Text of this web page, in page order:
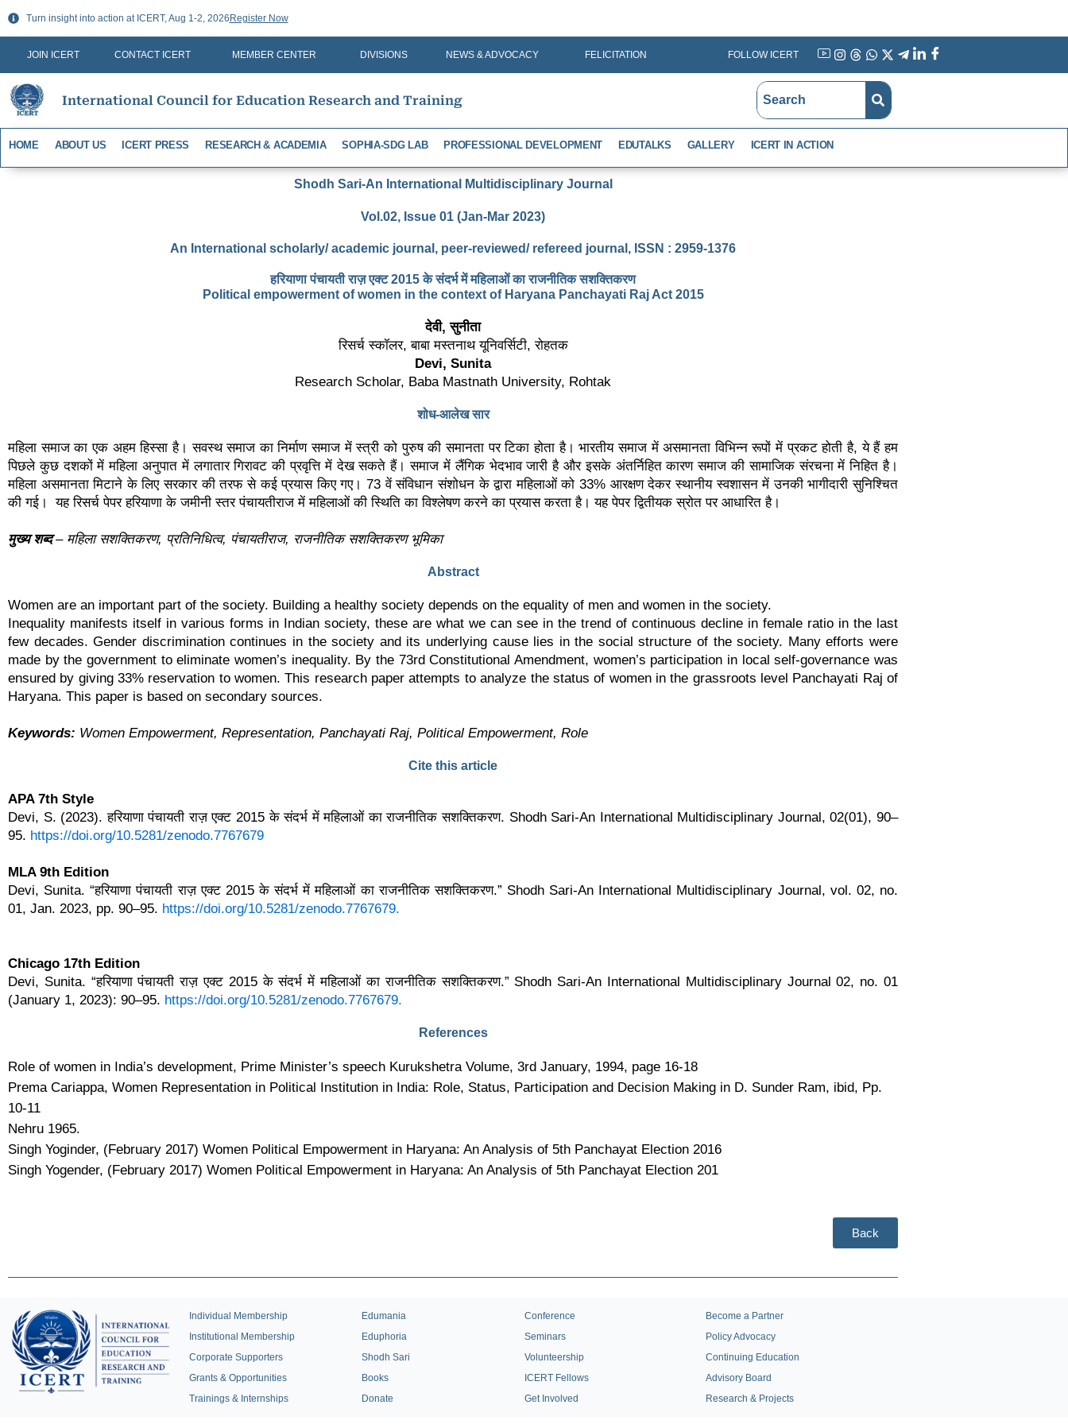
Skip
content
Turn insight into action at ICERT, Aug 1-2, 2026 Register Now
JOIN ICERT CONTACT ICERT MEMBER CENTER DIVISIONS NEWS & ADVOCACY FELICITATION FOLLOW ICERT
Instagram
Threads
International Council for Education Research and Training
HOME ABOUT US ICERT PRESS RESEARCH & ACADEMIA SOPHIA-SDG LAB PROFESSIONAL DEVELOPMENT EDUTALKS GALLERY ICERT IN ACTION
Shodh Sari-An International Multidisciplinary Journal
Vol.02, Issue 01 (Jan-Mar 2023)
An International scholarly/ academic journal, peer-reviewed/ refereed journal, ISSN : 2959-1376
हरियाणा पंचायती राज़ एक्ट 2015 के संदर्भ में महिलाओं का राजनीतिक सशक्तिकरण
Political empowerment of women in the context of Haryana Panchayati Raj Act 2015
देवी, सुनीता
रिसर्च स्कॉलर, बाबा मस्तनाथ यूनिवर्सिटी, रोहतक
Devi, Sunita
Research Scholar, Baba Mastnath University, Rohtak
शोध-आलेख सार
महिला समाज का एक अहम हिस्सा है। सवस्थ समाज का निर्माण समाज में स्त्री को पुरुष की समानता पर टिका होता है। भारतीय समाज में असमानता विभिन्न रूपों में प्रकट होती है, ये हैं हम
पिछले कुछ दशकों में महिला अनुपात में लगातार गिरावट की प्रवृत्ति में देख सकते हैं। समाज में लैंगिक भेदभाव जारी है और इसके अंतर्निहित कारण समाज की सामाजिक संरचना में निहित है।
महिला असमानता मिटाने के लिए सरकार की तरफ से कई प्रयास किए गए। 73 वें संविधान संशोधन के द्वारा महिलाओं को 33% आरक्षण देकर स्थानीय स्वशासन में उनकी भागीदारी सुनिश्चित
की गई। यह रिसर्च पेपर हरियाणा के जमीनी स्तर पंचायतीराज में महिलाओं की स्थिति का विश्लेषण करने का प्रयास करता है। यह पेपर द्वितीयक स्रोत पर आधारित है।
मुख्य शब्द– महिला सशक्तिकरण, प्रतिनिधित्व, पंचायतीराज, राजनीतिक सशक्तिकरण भूमिका
Abstract
Women are an important part of the society. Building a healthy society depends on the equality of men and women in the society.
Inequality manifests itself in various forms in Indian society, these are what we can see in the trend of continuous decline in female ratio in the last
few decades. Gender discrimination continues in the society and its underlying cause lies in the social structure of the society. Many efforts were
made by the government to eliminate women’s inequality. By the 73rd Constitutional Amendment, women’s participation in local self-governance was
ensured by giving 33% reservation to women. This research paper attempts to analyze the status of women in the grassroots level Panchayati Raj of
Haryana. This paper is based on secondary sources.
Keywords: Women Empowerment, Representation, Panchayati Raj, Political Empowerment, Role
Cite this article
APA 7th Style
Devi, S. (2023). हरियाणा पंचायती राज़ एक्ट 2015 के संदर्भ में महिलाओं का राजनीतिक सशक्तिकरण. Shodh Sari-An International Multidisciplinary Journal, 02(01), 90–
95. https://doi.org/10.5281/zenodo.7767679
MLA 9th Edition
Devi, Sunita. “हरियाणा पंचायती राज़ एक्ट 2015 के संदर्भ में महिलाओं का राजनीतिक सशक्तिकरण.” Shodh Sari-An International Multidisciplinary Journal, vol. 02, no.
01, Jan. 2023, pp. 90–95. https://doi.org/10.5281/zenodo.7767679.
Chicago 17th Edition
Devi, Sunita. “हरियाणा पंचायती राज़ एक्ट 2015 के संदर्भ में महिलाओं का राजनीतिक सशक्तिकरण.” Shodh Sari-An International Multidisciplinary Journal 02, no. 01
(January 1, 2023): 90–95. https://doi.org/10.5281/zenodo.7767679.
References
Role of women in India’s development, Prime Minister’s speech Kurukshetra Volume, 3rd January, 1994, page 16-18
Prema Cariappa, Women Representation in Political Institution in India: Role, Status, Participation and Decision Making in D. Sunder Ram, ibid, Pp.
10-11
Nehru 1965.
Singh Yoginder, (February 2017) Women Political Empowerment in Haryana: An Analysis of 5th Panchayat Election 2016
Singh Yogender, (February 2017) Women Political Empowerment in Haryana: An Analysis of 5th Panchayat Election 201
Back
Individual Membership
Institutional Membership
Corporate Supporters
Grants & Opportunities
Trainings & Internships
Edumania
Eduphoria
Shodh Sari
Books
Donate
Conference
Seminars
Volunteership
ICERT Fellows
Get Involved
Become a Partner
Policy Advocacy
Continuing Education
Advisory Board
Research & Projects